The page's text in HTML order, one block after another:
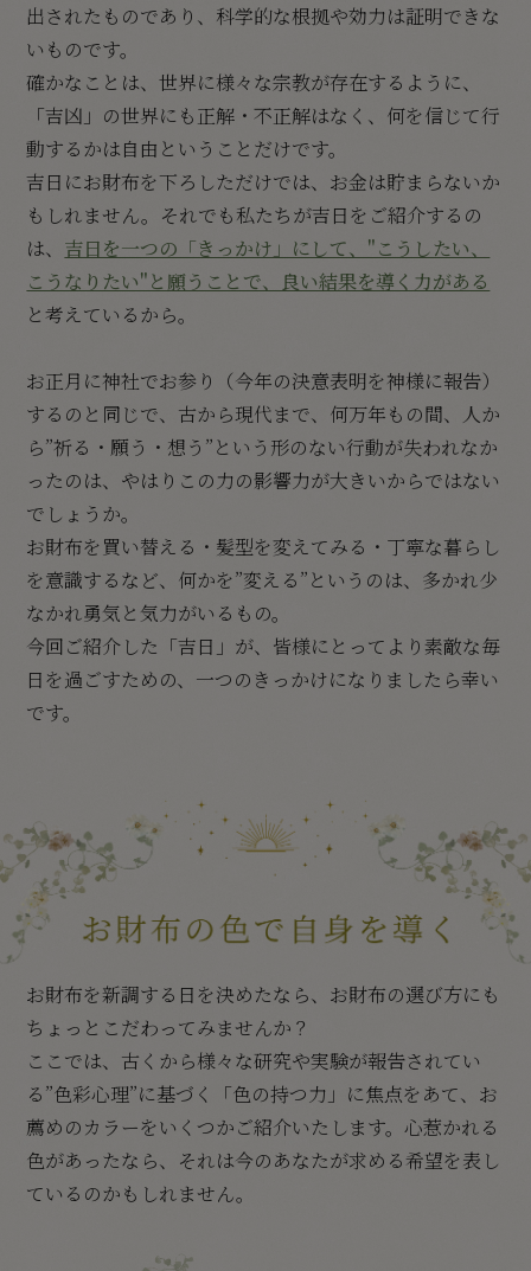
出されたものであり、科学的な根拠や効力は証明できな
いものです。
確かなことは、世界に様々な宗教が存在するように、
「吉凶」の世界にも正解・不正解はなく、何を信じて行
動するかは自由ということだけです。
吉日にお財布を下ろしただけでは、お金は貯まらないか
もしれません。それでも私たちが吉日をご紹介するの
は、 吉日を一つの「きっかけ」にして、"こうしたい、
こうなりたい"と願うことで、良い結果を導く力がある
と考えているから。
お正月に神社でお参り（今年の決意表明を神様に報告）
するのと同じで、古から現代まで、何万年もの間、人か
ら”祈る・願う・想う”という形のない行動が失われなか
ったのは、やはりこの力の影響力が大きいからではない
でしょうか。
お財布を買い替える・髪型を変えてみる・丁寧な暮らし
を意識するなど、何かを”変える”というのは、多かれ少
なかれ勇気と気力がいるもの。
今回ご紹介した「吉日」が、皆様にとってより素敵な毎
日を過ごすための、一つのきっかけになりましたら幸い
です。
お財布を新調する日を決めたなら、お財布の選び方にも
ちょっとこだわってみませんか？
ここでは、古くから様々な研究や実験が報告されてい
る”色彩心理”に基づく「色の持つ力」に焦点をあて、お
薦めのカラーをいくつかご紹介いたします。心惹かれる
色があったなら、それは今のあなたが求める希望を表し
ているのかもしれません。